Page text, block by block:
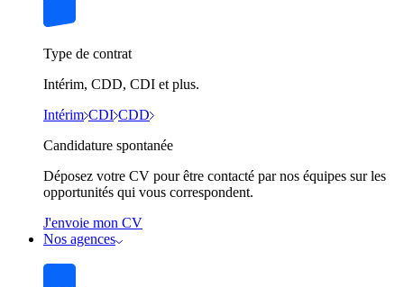
Type de contrat
Intérim, CDD, CDI et plus.
Intérim CDI CDD
Candidature spontanée
Déposez votre CV pour être contacté par nos équipes sur les
opportunités qui vous correspondent.
J'envoie mon CV
Nos agences